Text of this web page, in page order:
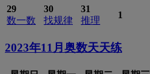
29
数一数
30
找规律
31
推理
1
2023年11月 奥数天天练